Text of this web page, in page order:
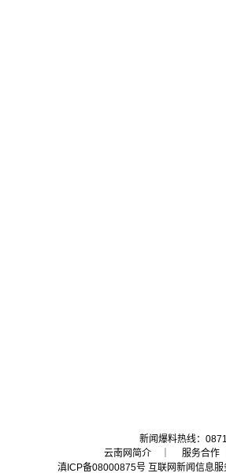
新闻爆料热线：
云南网简介 ｜ 服务合作
滇ICP备08000875号 互联网新闻信息